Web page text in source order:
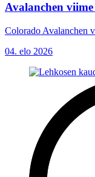
Avalanchen
Colorado Avalanchen
04. elo 2026